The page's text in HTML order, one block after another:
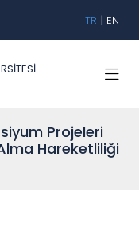
TR | EN
Projeleri
Hareketliliği